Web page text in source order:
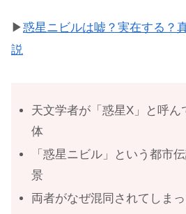
▶惑星ニビルは嘘？実在する？
説
天文学者が「惑星X」と呼ん
体
「惑星ニビル」という都市
景
両者がなぜ混同されてしま